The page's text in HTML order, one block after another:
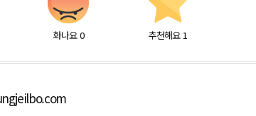
화나요 0 추천해요 1